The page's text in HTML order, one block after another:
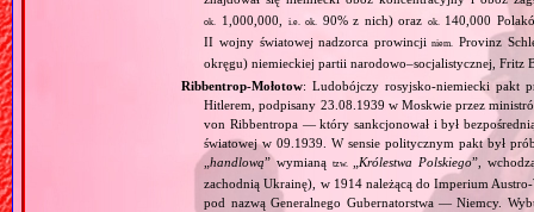
ok. 1,000,000, i.e. ok. 90% z nich) oraz ok. 140,000
II wojny światowej nadzorca prowincjiniem. Provinz
okręgu) niemieckiej partii narodowo–socjalistycznej, Fritz
Ribbentrop‐Mołotow: Ludobójczy rosyjsko‐niemiecki pakt
Hitlerem, podpisany 23.08.1939 w Moskwie przez
von Ribbentropa — który sankcjonował i był
światowej w 09.1939. W sensie politycznym pakt był
„handlową” wymianą tzw. Królestwa Polskiego”,
zachodnią Ukrainę), w 1914 należącą do Imperium
pod nazwą Generalnego Gubernatorstwa — Niemcy.